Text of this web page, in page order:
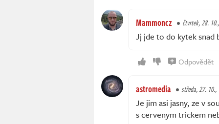
Mammoncz čtvrtek, 28.
Jj jde to do kytek snad
Odpovědět
astromedia středa, 27. 10.,
Je jim asi jasny, ze v
s cervenym trickem